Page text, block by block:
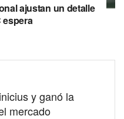
ajustan un detalle
espera
y ganó la
mercado